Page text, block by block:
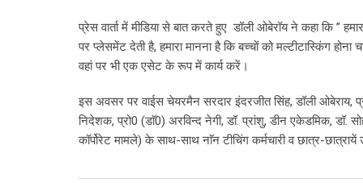
प्रेस वार्ता में मीडिया से बात करते हुए डॉली ओबेरॉय ने कहा कि ”
पर प्लेसमेंट देती है, हमारा मानना है कि बच्चों को मल्टीटास्किंग
वहां पर भी एक एसेट के रूप में कार्य करें।
इस अवसर पर वाईस चेयरमैन सरदार इंदरजीत सिंह, डॉली ओबेराय,
निदेशक, प्रो0 (डाॅ0) अरविन्द नेगी, डॉ. प्रांशु, डीन एकेडमिक, डॉ.
कॉर्पोरेट मामले) के साथ-साथ नाॅन टीचिंग कर्मचारी व छात्र-